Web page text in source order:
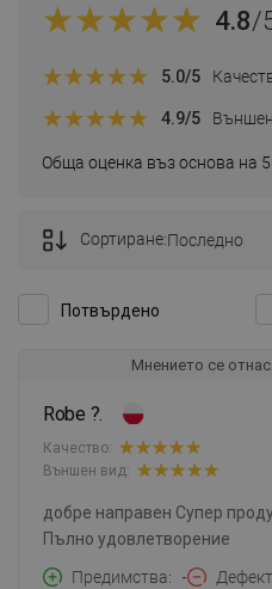
4.8/
Обща оценка въз основа на
5.0/5
4.9/5
Потвърдено
Сортиране:Последно
Мнението се
Robe ?.
Качество:
Външен вид:
добре направен Супер
Пълно удовлетворение
Предимства
-